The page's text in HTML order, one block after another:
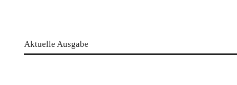
Aktuelle Ausgabe